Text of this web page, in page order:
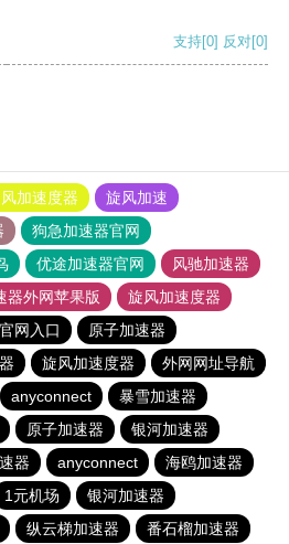
支持[0] 反对[0]
加速度器
旋风加速
狗急加速器官网
优途加速器官网
风驰加速器
器外网苹果版
旋风加速度器
网入口
原子加速器
旋风加速度器
外网网址导航
anyconnect
暴雪加速器
原子加速器
银河加速器
器 anyconnect
海鸥加速器
1元机场
银河加速器
纵云梯加速器 番石榴加速器